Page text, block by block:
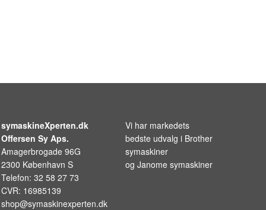
symaskineXperten.dk
Offersen Sy Aps.
Amagerbrogade 96G
2300 København S
Telefon: 32 58 27 73
CVR: 16985139
shop@symaskinexperten.dk
Vi har markedets
bedste udvalg i Brother
symaskiner
og Janome symaskiner